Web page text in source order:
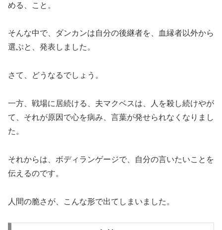
める、こと。
そんな中で、ダンカンは自分の後継者を、血縁者以外から
選ぶと、発表しました。
さて、どうなるでしょう。
一方、戦場に居続ける、夫マクベスは、人を殺し続けやが
て、それが原因で心を病み、言葉が発せられなくなりまし
た。
それからは、ボディランゲージで、自分の言いたいことを
伝えるのです。
人間の脆さが、こんな形で出てしまいました。